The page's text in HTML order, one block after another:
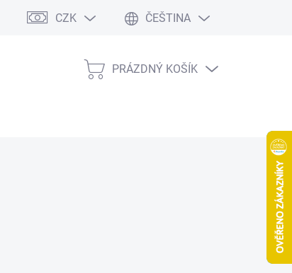
CZK ČEŠTINA
NÁKUPNÍ
PRÁZDNÝ KOŠÍK